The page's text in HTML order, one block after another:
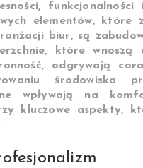
elementów, które
biur, są
które wnoszą
odgrywają
środowiska
wpływają na
kluczowe aspekty,